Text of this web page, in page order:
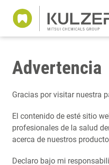
Advertencia
Gracias por visitar nuestra
El contenido de esté sitio
profesionales de la salud
acerca de nuestros
Declaro bajo mi